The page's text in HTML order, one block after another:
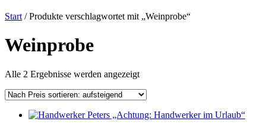
Start / Produkte verschlagwortet mit „Weinprobe“
Weinprobe
Alle 2 Ergebnisse werden angezeigtNach
sortiert: